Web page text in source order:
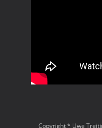
Copyright * Uwe